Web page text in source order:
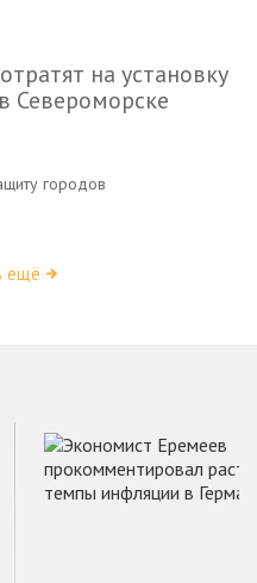
на установку
Североморске
городов
ещё